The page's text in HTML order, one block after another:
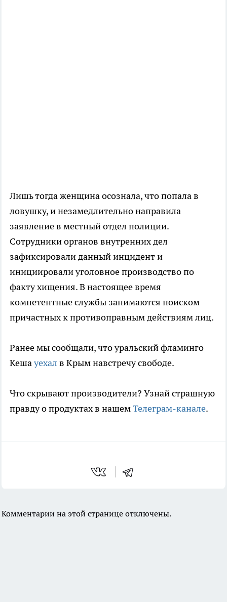
Лишь тогда женщина осознала, что попала в
ловушку, и незамедлительно направила
заявление в местный отдел полиции.
Сотрудники органов внутренних дел
зафиксировали данный инцидент и
инициировали уголовное производство по
факту хищения. В настоящее время
компетентные службы занимаются поиском
причастных к противоправным действиям лиц.
Ранее мы сообщали, что уральский фламинго
Кешауехал в Крым навстречу свободе.
Что скрывают производители? Узнай страшную
правду о продуктах в нашемТелеграм-канале.
Комментарии на этой странице отключены.